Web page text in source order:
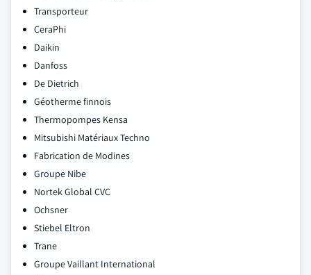
Transporteur
CeraPhi
Daikin
Danfoss
De Dietrich
Géotherme finnois
Thermopompes Kensa
Mitsubishi Matériaux Techno
Fabrication de Modines
Groupe Nibe
Nortek Global CVC
Ochsner
Stiebel Eltron
Trane
Groupe Vaillant International